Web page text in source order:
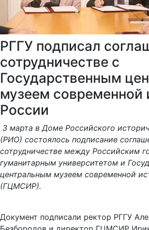
РГГУ подписал
сотрудничестве с
Государственным
музеем современной
России
3 марта в Доме Российского
(РИО) состоялось подписание
сотрудничестве между Российским
гуманитарным университетом и
центральным музеем современной
(ГЦМСИР).
Документ подписали ректор РГГУ